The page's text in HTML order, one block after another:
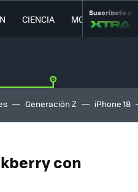
CIENCIA MOVILIDAD
Suscríbete a
Generación Z iPhone 18
con